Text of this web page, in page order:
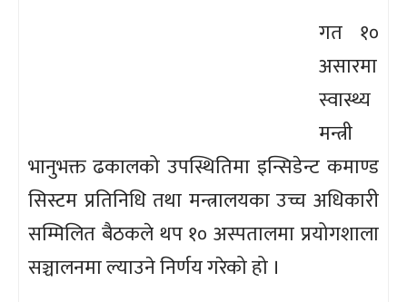
गत १०
असारमा
स्वास्थ्य
मन्त्री
भानुभक्त ढकालको उपस्थितिमा इन्सिडेन्ट कमाण्ड
सिस्टम प्रतिनिधि तथा मन्त्रालयका उच्च अधिकारी
सम्मिलित बैठकले थप १० अस्पतालमा प्रयोगशाला
सञ्चालनमा ल्याउने निर्णय गरेको हो ।